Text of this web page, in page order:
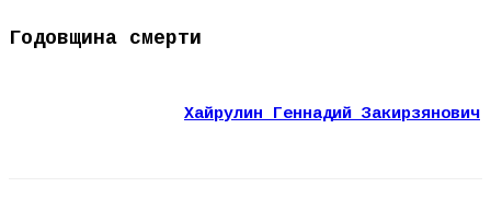
Годовщина смерти
Хайрулин Геннадий Закирзянович